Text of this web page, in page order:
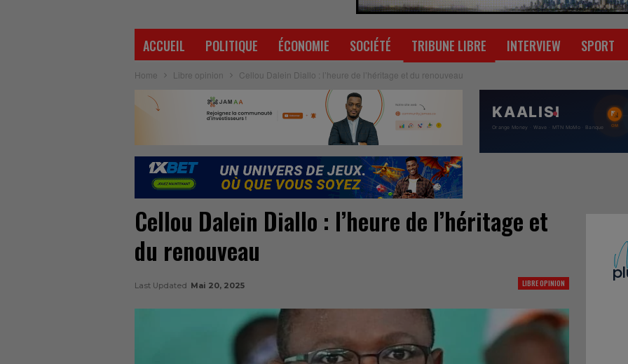
ACCUEIL POLITIQUE ÉCONOMIE SOCIÉTÉ TRIBUNE LIBRE INTERVIEW SPORT
Home Libre opinion Cellou Dalein Diallo : l’heure de l’héritage et du renouveau
Cellou Dalein Diallo : l’heure de l’héritage et
du renouveau
LIBRE OPINION
Last Updated Mai 20, 2025